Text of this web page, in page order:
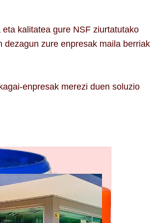
kalitatea gure NSF ziurtatutako
zure enpresak maila berriak
enpresak merezi duen soluzio